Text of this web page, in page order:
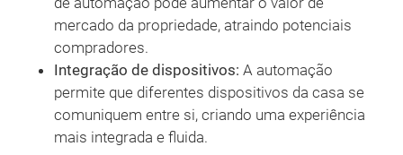
mercado da propriedade, atraindo potenciais
compradores.
Integração de dispositivos: A automação
permite que diferentes dispositivos da casa se
comuniquem entre si, criando uma experiência
mais integrada e fluida.